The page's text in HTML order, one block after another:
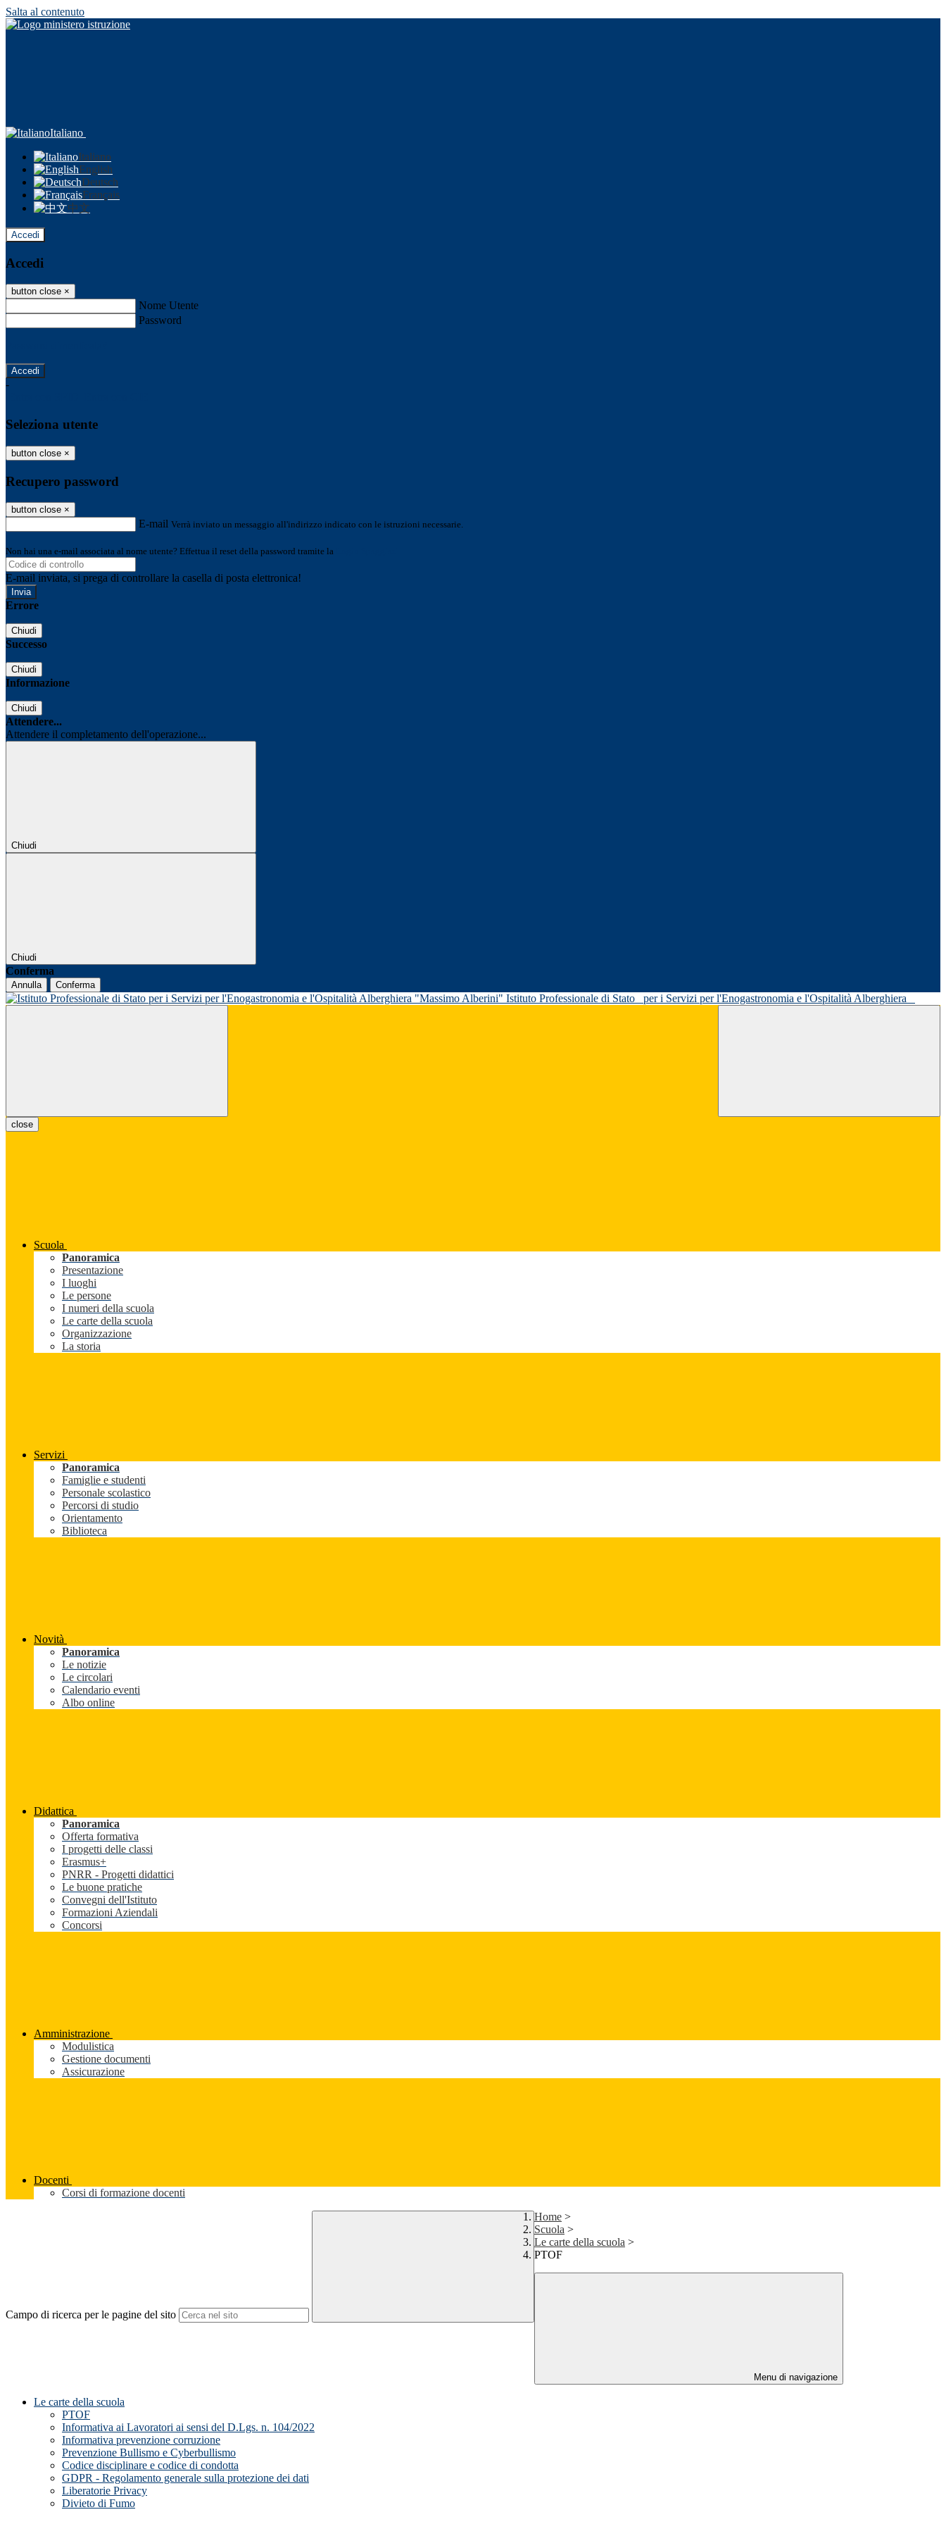
Salta al contenuto
Italiano
Italiano
English
Deutsch
Français
中文
Accedi
Accedi
button close ×
Nome Utente
Password
-
Seleziona utente
button close ×
Recupero password
button close ×
E-mail Verrà inviato un messaggio all'indirizzo indicato con le istruzioni necessarie.
Non hai una e-mail associata al nome utente? Effettua il reset della password tramite la
E-mail inviata, si prega di controllare la casella di posta elettronica!
Errore
Chiudi
Successo
Chiudi
Informazione
Chiudi
Attendere...
Attendere il completamento dell'operazione...
Chiudi
Chiudi
Conferma
Annulla Conferma
Istituto Professionale di Stato per i Servizi per l'Enogastronomia e l'Ospitalità Alberghiera
close
Scuola
Panoramica
Presentazione
I luoghi
Le persone
I numeri della scuola
Le carte della scuola
Organizzazione
La storia
Servizi
Panoramica
Famiglie e studenti
Personale scolastico
Percorsi di studio
Orientamento
Biblioteca
Novità
Panoramica
Le notizie
Le circolari
Calendario eventi
Albo online
Didattica
Panoramica
Offerta formativa
I progetti delle classi
Erasmus+
PNRR - Progetti didattici
Le buone pratiche
Convegni dell'Istituto
Formazioni Aziendali
Concorsi
Amministrazione
Modulistica
Gestione documenti
Assicurazione
Docenti
Corsi di formazione docenti
Campo di ricerca per le pagine del sito
Home >
Scuola >
Le carte della scuola >
PTOF
Menu di navigazione
Le carte della scuola
PTOF
Informativa ai Lavoratori ai sensi del D.Lgs. n. 104/2022
Informativa prevenzione corruzione
Prevenzione Bullismo e Cyberbullismo
Codice disciplinare e codice di condotta
GDPR - Regolamento generale sulla protezione dei dati
Liberatorie Privacy
Divieto di Fumo